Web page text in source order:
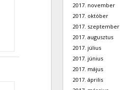
2017. november
2017. október
2017. szeptember
2017. augusztus
2017. július
2017. június
2017. május
2017. április